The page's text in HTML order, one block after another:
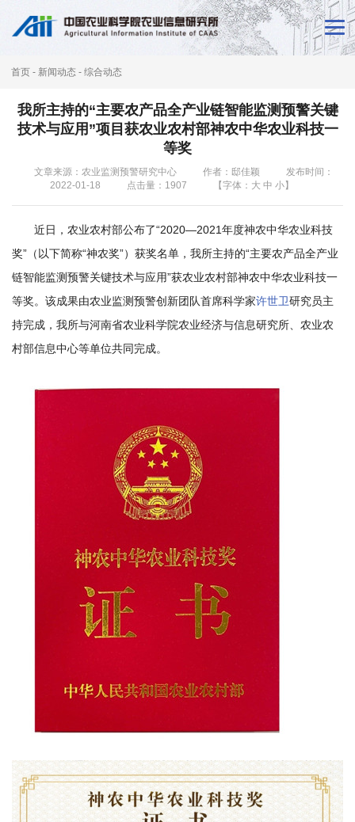
闻
概
况
合
作
首页 - 新闻动态 - 综合动态
我所主持的“主要农产品全产业链智能监测预警关键
技术与应用”项目获农业农村部神农中华农业科技一
等奖
文章来源：农业监测预警研究中心 作者：邸佳颖
发布时间：
2022-01-18
点击量： 1907 【字体： 大 中 小】
近日，农业农村部公布了“2020—2021年度神农中华农业科技
奖”（以下简称“神农奖”）获奖名单，我所主持的“主要农产品全产业
链智能监测预警关键技术与应用”获农业农村部神农中华农业科技一
等奖。该成果由农业监测预警创新团队首席科学家许世卫研究员主
持完成，我所与河南省农业科学院农业经济与信息研究所、农业农
村部信息中心等单位共同完成。